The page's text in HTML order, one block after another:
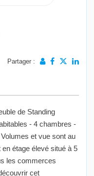
Partager :
de Standing
- 4 chambres -
et vue sont au
étage élevé situé à 5
les commerces
cet